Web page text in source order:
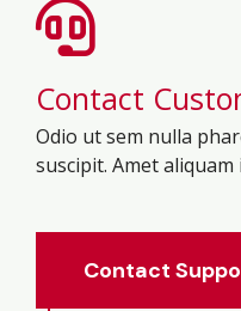
Contact
Odio ut sem nulla
suscipit. Amet aliquam
Contact